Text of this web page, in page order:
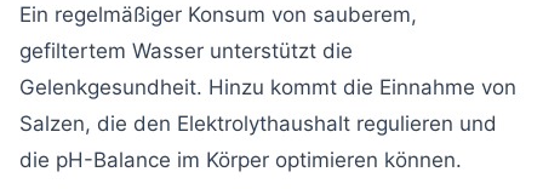
Ein regelmäßiger Konsum von sauberem,
gefiltertem Wasser unterstützt die
Gelenkgesundheit. Hinzu kommt die Einnahme von
Salzen, die den Elektrolythaushalt regulieren und
die pH-Balance im Körper optimieren können.